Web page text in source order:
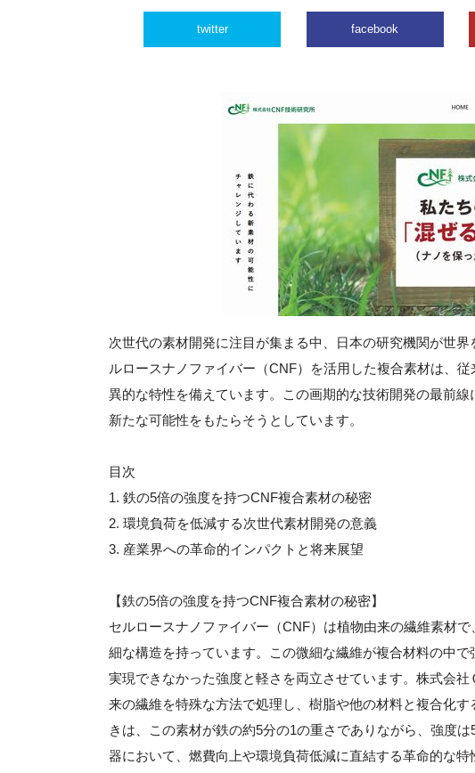
twitter facebook
次世代の素材開発に注目が集まる中、日本の研究機関が世
ルロースナノファイバー（CNF）を活用した複合素材は、
異的な特性を備えています。この画期的な技術開発の最前線
新たな可能性をもたらそうとしています。
目次
1. 鉄の5倍の強度を持つCNF複合素材の秘密
2. 環境負荷を低減する次世代素材開発の意義
3. 産業界への革命的インパクトと将来展望
【鉄の5倍の強度を持つCNF複合素材の秘密】
セルロースナノファイバー（CNF）は植物由来の繊維素材
細な構造を持っています。この微細な繊維が複合材料の中
実現できなかった強度と軽さを両立させています。株式会
来の繊維を特殊な方法で処理し、樹脂や他の材料と複合化
きは、この素材が鉄の約5分の1の重さでありながら、強度
器において、燃費向上や環境負荷低減に直結する革命的な